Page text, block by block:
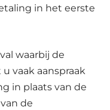
in het eerste
waarbij de
vaak aanspraak
in plaats van de
de